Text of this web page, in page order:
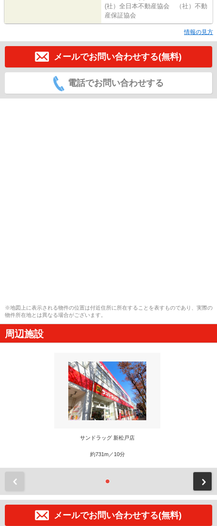
(社）全日本不動産協会 （社）不動
産保証協会
情報の見方
メールでお問い合わせする(無料)
電話でお問い合わせする
※地図上に表示される物件の位置は付近住所に所在することを表すものであり、実際の
物件所在地とは異なる場合がございます。
周辺施設
サンドラッグ 新松戸店
約731m／10分
メールでお問い合わせする(無料)